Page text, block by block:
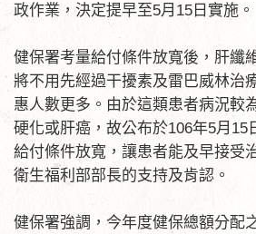
政作業，決定提早至5月15日實施。
健保署考量給付條件放寬後，肝纖
將不用先經過干擾素及雷巴威林治
惠人數更多。由於這類患者病況較
硬化或肝癌，故公布於106年5月15
給付條件放寬，讓患者能及早接受
衛生福利部部長的支持及肯認。
健保署強調，今年度健保總額分配